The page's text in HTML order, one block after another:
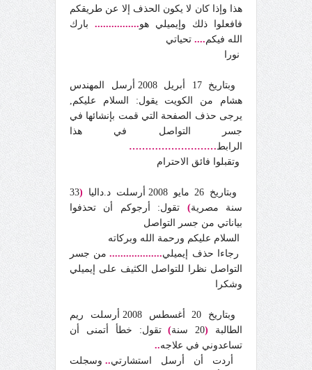
هذا وإذا كان لا يكون الحذف إلا عن طريقكم
فافعلوا ذلك وإيميلي هو................ بارك
الله فيكم.... تحياتي
نورا
وبتاريخ 17 أبريل 2008 أرسل المهندس
هشام من الكويت يقول: السلام عليكم,
يرجى حذف الصفحة التي قمت بإنشائها في
جسر التواصل في هذا
الرابط………………………
وتقبلوا فائق الاحترام
وبتاريخ 26 مايو 2008 أرسلت د.داليا (
33
سنة مصرية) تقول: أرجوكم أن تحذفوا
بياناتي من جسر التواصل
السلام عليكم ورحمة الله وبركاته
رجاءا حذف إيميلي...................من جسر
التواصل نظرا للتواصل الكثيف على إيميلي
وشكرا
وبتاريخ 20 أغسطس 2008 أرسلت ريم
الطالبة (20 سنة )تقول: خطأ أتمنى أن
تساعدوني في علاجه..
أردت أن أرسل استشارتي.. وسجلت